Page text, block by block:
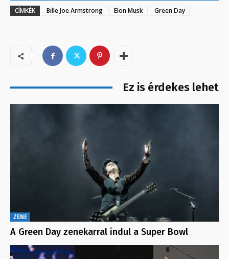
CÍMKÉK
Bille Joe Armstrong Elon Musk Green Day
Ez is érdekes lehet
ZENE
A Green Day zenekarral indul a Super Bowl